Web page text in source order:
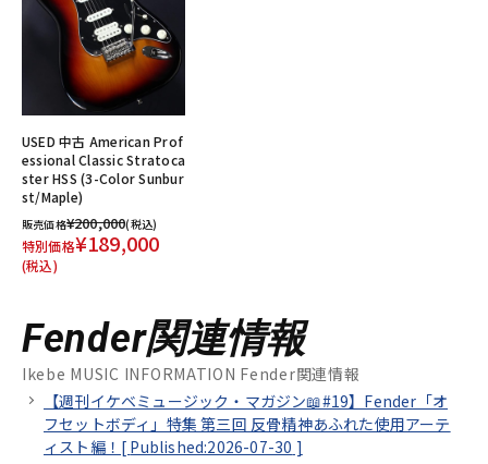
USED 中古 American Prof
essional Classic Stratoca
ster HSS (3-Color Sunbur
st/Maple)
販売価格¥200,000(税込)
特別価格¥189,000
(税込)
Fender関連情報
Ikebe MUSIC INFORMATION Fender関連情報
【週刊イケベミュージック・マガジン📖#19】Fender「オ
フセットボディ」特集 第三回 反骨精神あふれた使用アーテ
ィスト編！[ Published:2026-07-30 ]